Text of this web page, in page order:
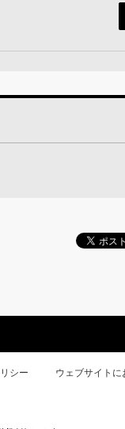
シー ウェブサイトに